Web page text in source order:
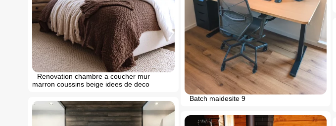
Renovation chambre a coucher mur
marron coussins beige idees de deco
Batch maidesite 9